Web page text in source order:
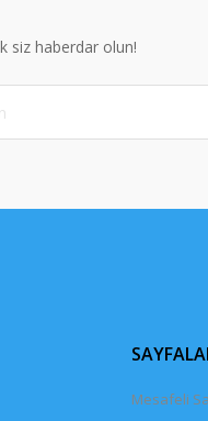
daha pahalı.
olmalı.
siz haberdar olun!
Mesafeli